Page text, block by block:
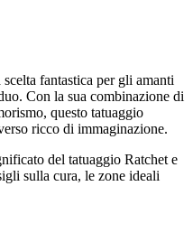
scelta fantastica per gli amanti
Con la sua combinazione di
questo tatuaggio
ricco di immaginazione.
del tatuaggio Ratchet e
sulla cura, le zone ideali